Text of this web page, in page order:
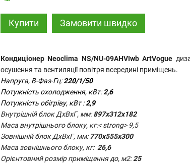
Купити Замовити швидко
Кондиціонер Neoclima NS/NU-09AHVIwb ArtVogue
осушення та вентиляції повітря всередині приміщень.
Напруга, В-Фаз-Гц:220/1/50
Потужність охолодження, кВт:2,6
Потужність обігріву, кВт :2,9
Внутрішній блок ДхВхГ, мм:897x312x182
Маса внутрішнього блоку, кг:< strong> 9,5
Зовнішній блок ДхВхГ, мм:770x555x300
Маса зовнішнього блоку, кг: 26,6
Орієнтовний розмір приміщення до, м2:25